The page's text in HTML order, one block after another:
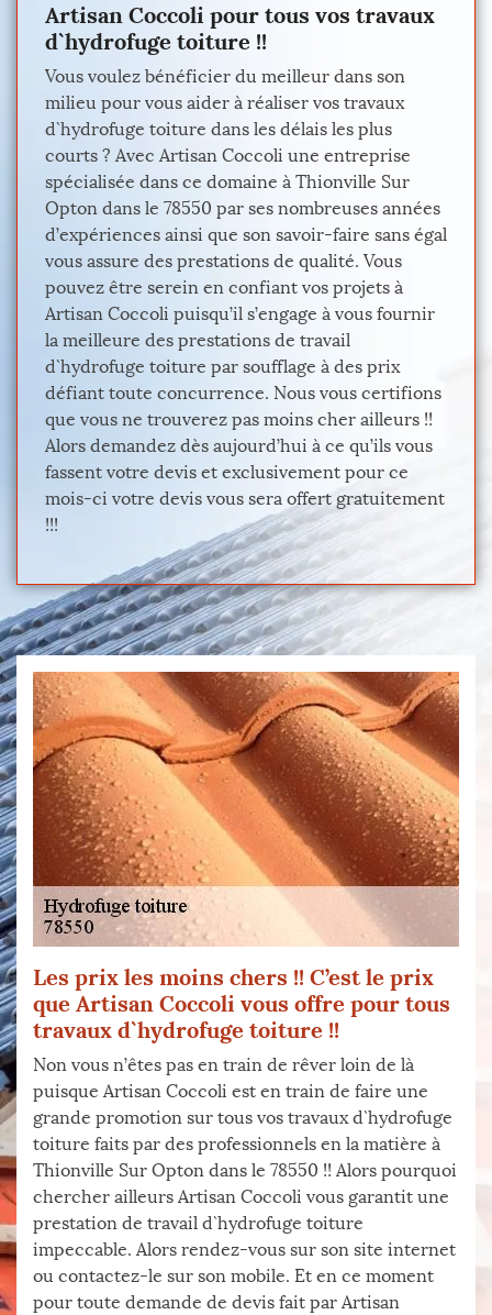
Artisan Coccoli pour tous vos travaux
d`hydrofuge toiture !!
Vous voulez bénéficier du meilleur dans son
milieu pour vous aider à réaliser vos travaux
d`hydrofuge toiture dans les délais les plus
courts ? Avec Artisan Coccoli une entreprise
spécialisée dans ce domaine à Thionville Sur
Opton dans le 78550 par ses nombreuses années
d’expériences ainsi que son savoir-faire sans égal
vous assure des prestations de qualité. Vous
pouvez être serein en confiant vos projets à
Artisan Coccoli puisqu’il s’engage à vous fournir
la meilleure des prestations de travail
d`hydrofuge toiture par soufflage à des prix
défiant toute concurrence. Nous vous certifions
que vous ne trouverez pas moins cher ailleurs !!
Alors demandez dès aujourd’hui à ce qu’ils vous
fassent votre devis et exclusivement pour ce
mois-ci votre devis vous sera offert gratuitement
!!!
Les prix les moins chers !! C’est le prix
que Artisan Coccoli vous offre pour tous
travaux d`hydrofuge toiture !!
Non vous n’êtes pas en train de rêver loin de là
puisque Artisan Coccoli est en train de faire une
grande promotion sur tous vos travaux d`hydrofuge
toiture faits par des professionnels en la matière à
Thionville Sur Opton dans le 78550 !! Alors pourquoi
chercher ailleurs Artisan Coccoli vous garantit une
prestation de travail d`hydrofuge toiture
impeccable. Alors rendez-vous sur son site internet
ou contactez-le sur son mobile. Et en ce moment
pour toute demande de devis fait par Artisan